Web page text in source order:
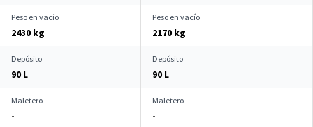
Peso en vacío
2430 kg
Peso en vacío
2170 kg
Depósito
90 L
Depósito
90 L
Maletero
-
Maletero
-